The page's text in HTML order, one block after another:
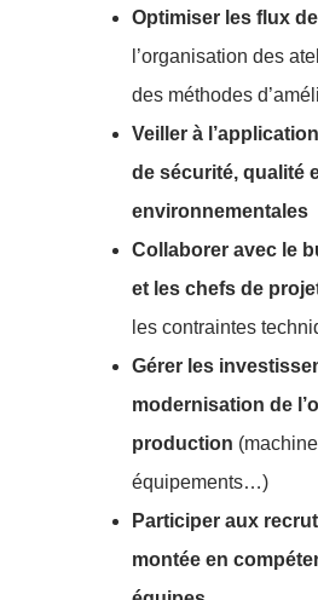
Optimiser les flux
l’organisation des
des méthodes
Veiller à
de sécurité, qualité
environnementales
Collaborer avec le
et les chefs de
les contraintes
Gérer les
modernisation de
production
équipements…)
Participer aux
montée en